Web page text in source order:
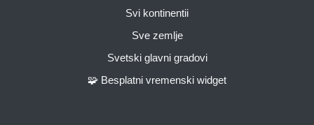
Svi kontinentii
Sve zemlje
Svetski glavni gradovi
🧩 Besplatni vremenski widget